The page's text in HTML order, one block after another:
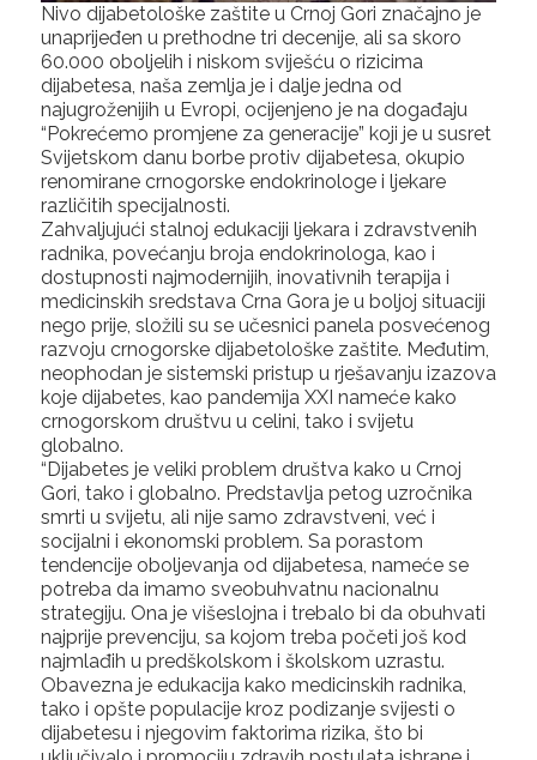
Nivo dijabetološke zaštite u Crnoj Gori značajno je
unaprijeđen u prethodne tri decenije, ali sa skoro
60.000 oboljelih i niskom sviješću o rizicima
dijabetesa, naša zemlja je i dalje jedna od
najugroženijih u Evropi, ocijenjeno je na događaju
“Pokrećemo promjene za generacije” koji je u susret
Svijetskom danu borbe protiv dijabetesa, okupio
renomirane crnogorske endokrinologe i ljekare
različitih specijalnosti.
Zahvaljujući stalnoj edukaciji ljekara i zdravstvenih
radnika, povećanju broja endokrinologa, kao i
dostupnosti najmodernijih, inovativnih terapija i
medicinskih sredstava Crna Gora je u boljoj situaciji
nego prije, složili su se učesnici panela posvećenog
razvoju crnogorske dijabetološke zaštite. Međutim,
neophodan je sistemski pristup u rješavanju izazova
koje dijabetes, kao pandemija XXI nameće kako
crnogorskom društvu u celini, tako i svijetu
globalno.
“Dijabetes je veliki problem društva kako u Crnoj
Gori, tako i globalno. Predstavlja petog uzročnika
smrti u svijetu, ali nije samo zdravstveni, već i
socijalni i ekonomski problem. Sa porastom
tendencije oboljevanja od dijabetesa, nameće se
potreba da imamo sveobuhvatnu nacionalnu
strategiju. Ona je višeslojna i trebalo bi da obuhvati
najprije prevenciju, sa kojom treba početi još kod
najmlađih u predškolskom i školskom uzrastu.
Obavezna je edukacija kako medicinskih radnika,
tako i opšte populacije kroz podizanje svijesti o
dijabetesu i njegovim faktorima rizika, što bi